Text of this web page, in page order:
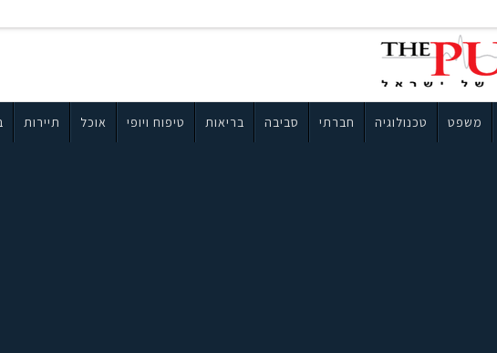
משפט טכנולוגיה חברתי סביבה בריאות טיפוח ויופי אוכל תיירות